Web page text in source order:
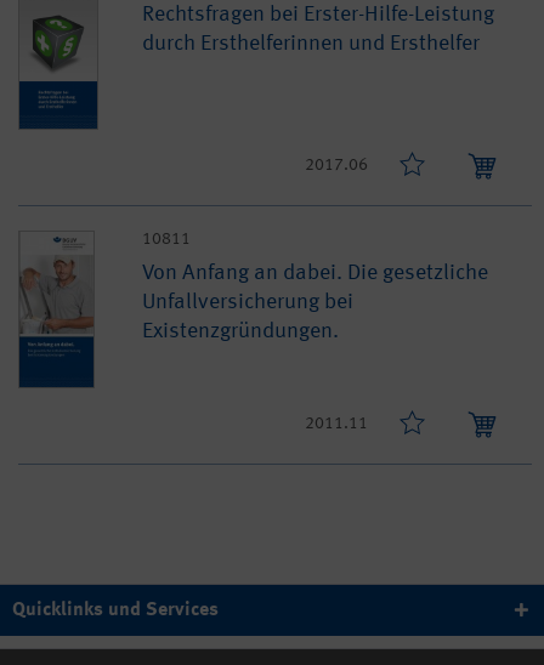
Rechtsfragen bei Erster-Hilfe-Leistung
durch Ersthelferinnen und Ersthelfer
2017.06
10811
Von Anfang an dabei. Die gesetzliche
Unfallversicherung bei
Existenzgründungen.
2011.11
Quicklinks und Services